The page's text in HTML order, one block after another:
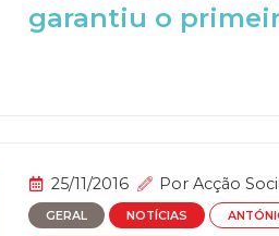
garantiu o
25/11/2016 Por Acção
GERAL NOTÍCIAS